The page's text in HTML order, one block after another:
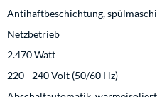
Antihaftbeschichtung,
Netzbetrieb
2.470 Watt
220 - 240 Volt (50/60 Hz)